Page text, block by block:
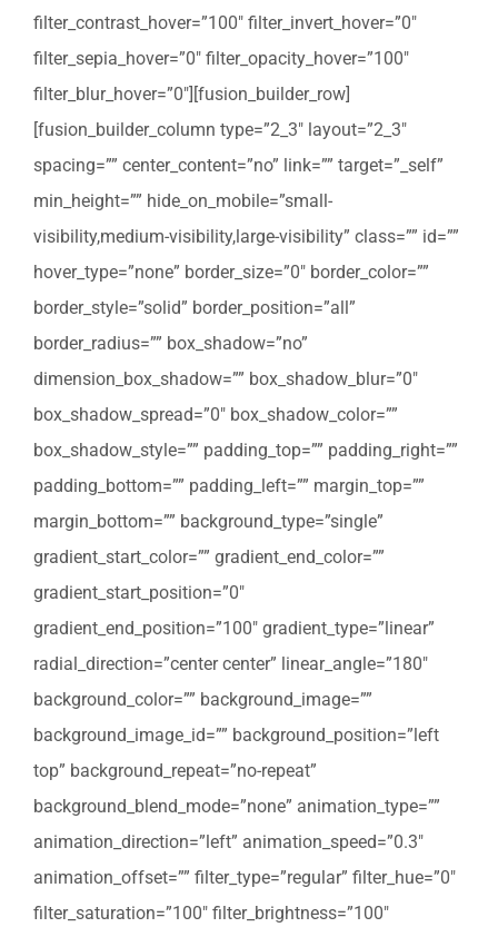
filter_contrast_hover=”100″ filter_invert_hover=”0″
filter_sepia_hover=”0″ filter_opacity_hover=”100″
filter_blur_hover=”0″][fusion_builder_row]
[fusion_builder_column type=”2_3″ layout=”2_3″
spacing=”” center_content=”no” link=”” target=”_self”
min_height=”” hide_on_mobile=”small-
visibility,medium-visibility,large-visibility” class=”” id=””
hover_type=”none” border_size=”0″ border_color=””
border_style=”solid” border_position=”all”
border_radius=”” box_shadow=”no”
dimension_box_shadow=”” box_shadow_blur=”0″
box_shadow_spread=”0″ box_shadow_color=””
box_shadow_style=”” padding_top=”” padding_right=””
padding_bottom=”” padding_left=”” margin_top=””
margin_bottom=”” background_type=”single”
gradient_start_color=”” gradient_end_color=””
gradient_start_position=”0″
gradient_end_position=”100″ gradient_type=”linear”
radial_direction=”center center” linear_angle=”180″
background_color=”” background_image=””
background_image_id=”” background_position=”left
top” background_repeat=”no-repeat”
background_blend_mode=”none” animation_type=””
animation_direction=”left” animation_speed=”0.3″
animation_offset=”” filter_type=”regular” filter_hue=”0″
filter_saturation=”100″ filter_brightness=”100″